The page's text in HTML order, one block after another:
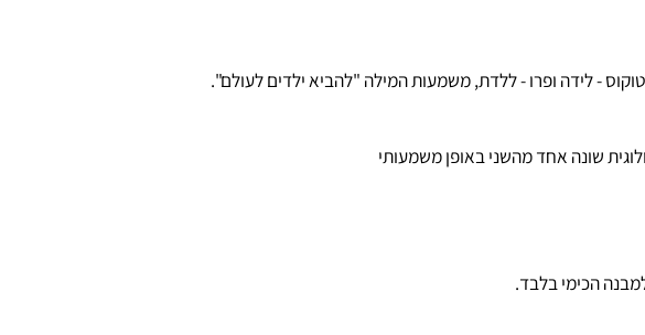
גבוהות בדם).
שונה אחד מהשני באופן משמעותי